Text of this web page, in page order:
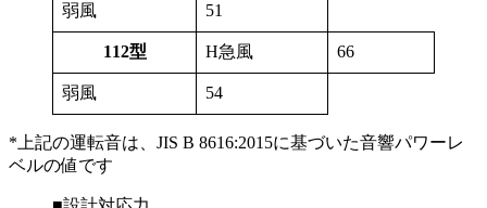
弱風 51
112型 H急風 66
弱風 54
*上記の運転音は、JIS B 8616:2015に基づいた音響パワーレ
ベルの値です